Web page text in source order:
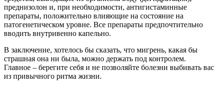
преднизолон и, при необходимости, антигистаминные
препараты, положительно влияющие на состояние на
патогенетическом уровне. Все препараты предпочтительно
вводить внутривенно капельно.
В заключение, хотелось бы сказать, что мигрень, какая бы
страшная она ни была, можно держать под контролем.
Главное – берегите себя и не позволяйте болезни выбивать вас
из привычного ритма жизни.